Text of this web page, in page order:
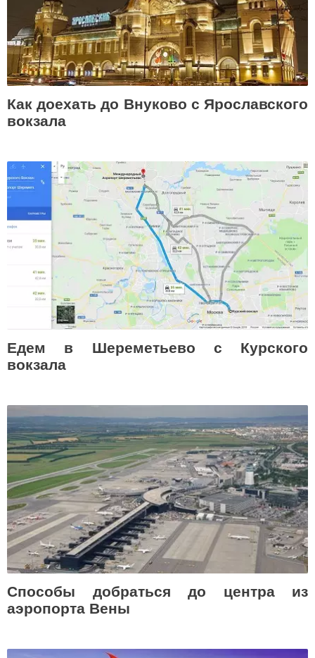
Как доехать до Внуково с Ярославского
вокзала
Едем в Шереметьево с Курского
вокзала
Способы добраться до центра из
аэропорта Вены